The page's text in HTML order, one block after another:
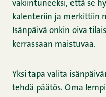
vakiintuneeksi, että se
kalenteriin ja merkittiin
Isänpäivä onkin oiva
kerrassaan maistuvaa.
Yksi tapa valita
tehdä päätös. Oma